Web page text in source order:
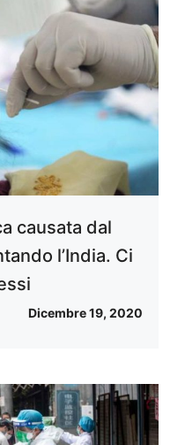
causata dal
l’India. Ci
Dicembre 19, 2020